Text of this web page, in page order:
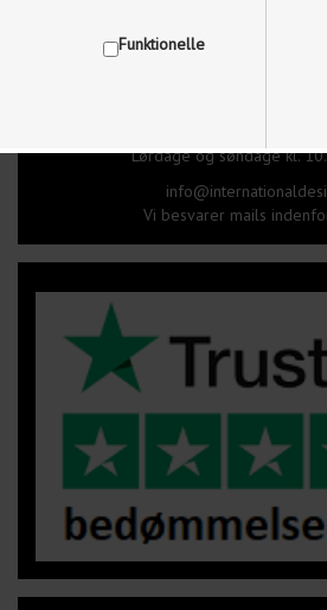
Funktionelle 97 87
Lørdage og søndage kl.
Vi besvarer mails